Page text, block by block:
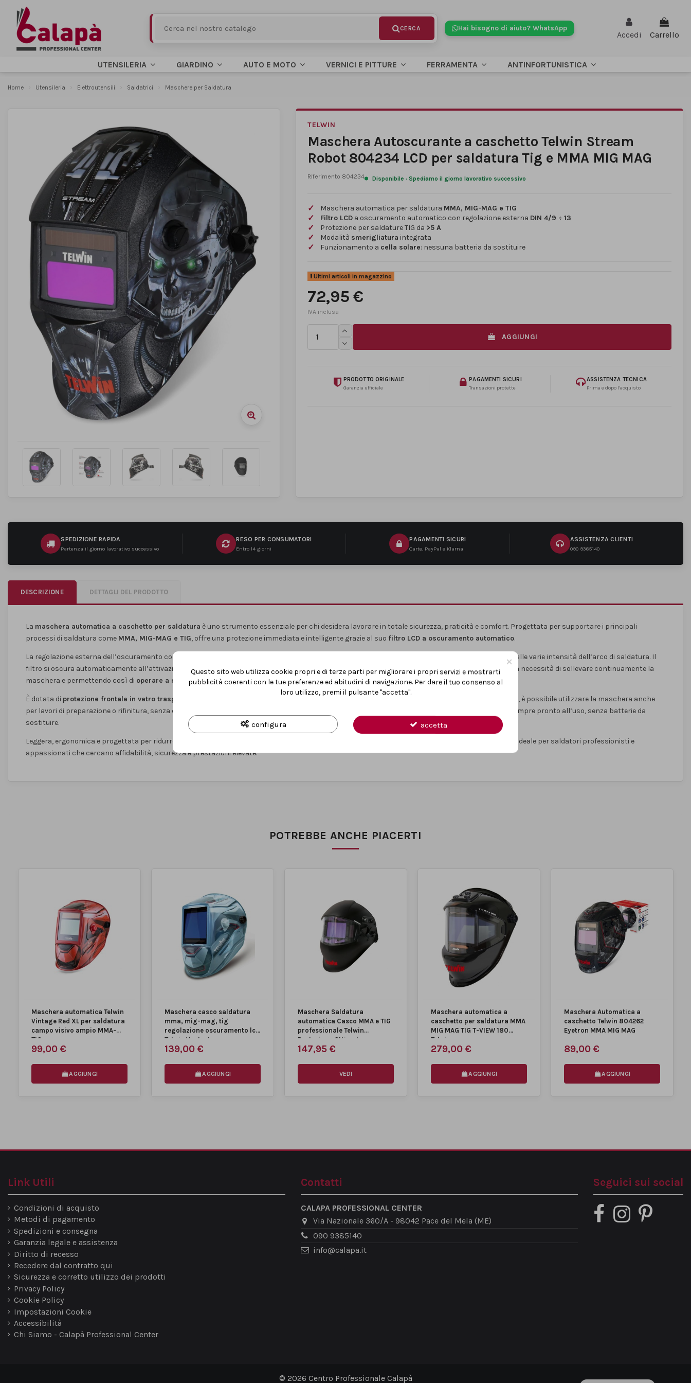
Hai bisogno di aiuto? WhatsApp
Accedi Carrello
UTENSILERIA GIARDINO AUTO E MOTO VERNICI E PITTURE FERRAMENTA ANTINFORTUNISTICA
Home Utensileria Elettroutensili Saldatrici Maschere per Saldatura
TELWIN
Maschera Autoscurante a caschetto Telwin Stream
Robot 804234 LCD per saldatura Tig e MMA MIG MAG
Riferimento 804234 Disponibile · Spediamo il giorno lavorativo successivo
Maschera automatica per saldatura MMA, MIG-MAG e TIG
Filtro LCD a oscuramento automatico con regolazione esterna DIN 4/9 ÷ 13
Protezione per saldature TIG da >5 A
Modalità smerigliatura integrata
Funzionamento a cella solare: nessuna batteria da sostituire
Ultimi articoli in magazzino
72,95 €
AGGIUNGI
PRODOTTO ORIGINALE
Garanzia ufficiale
PAGAMENTI SICURI
Transazioni protette
ASSISTENZA TECNICA
Prima e dopo l’acquisto
SPEDIZIONE RAPIDA
Partenza il giorno lavorativo successivo
RESO PER CONSUMATORI
Entro 14 giorni
PAGAMENTI SICURI
Carte, PayPal e Klarna
ASSISTENZA CLIENTI
090 9385140
DESCRIZIONE DETTAGLI DEL PRODOTTO
La maschera automatica a caschetto per saldatura è uno strumento essenziale per chi desidera lavorare in totale sicurezza, praticità e comfort. Progettata per supportare i principali
processi di saldatura come MMA, MIG-MAG e TIG, offre una protezione immediata e intelligente grazie al suo filtro LCD a oscuramento automatico.
La regolazione esterna dell’oscuramento consente di selezionare con facilità il livello di protezione ideale, da
, adattandosi perfettamente alle varie intensità dell’arco di saldatura. Il
filtro si oscura automaticamente all’attivazione dell’arco e torna rapidamente allo stato trasparente quando il lavoro viene interrotto, eliminando la necessità di sollevare continuamente la
maschera e permettendo così di operare a mani libere in totale continuità.
È dotata di protezione frontale in vetro trasparente per preservare il filtro dagli schizzi e dai residui di lavorazione. Grazie alla modalità
, è possibile utilizzare la maschera anche
per lavori di preparazione o rifinitura, senza dover cambiare DPI. Il funzionamento avviene tramite
, rendendo il dispositivo ecologico e sempre pronto all’uso, senza batterie da
sostituire.
Leggera, ergonomica e progettata per ridurre l’affaticamento anche durante sessioni di lavoro prolungate, questa maschera rappresenta la scelta ideale per saldatori professionisti e
appassionati che cercano affidabilità, sicurezza e prestazioni elevate.
Ritardo stato oscuro-chiaro
Classe ottica
Temperatura utilizzo (Min-
Dimensioni prodotto 300x240x240 mm
Peso 0,410 Kg
POTREBBE ANCHE PIACERTI
Maschera automatica Telwin
Vintage Red XL per saldatura
campo visivo ampio MMA-
TIG...
99,00 €
AGGIUNGI
Maschera casco saldatura
mma, mig-mag, tig
regolazione oscuramento lcd
Telwin Vantage...
139,00 €
AGGIUNGI
Maschera Saldatura
automatica Casco MMA e TIG
professionale Telwin
Protezione Ottimale
147,95 €
VEDI
Maschera automatica a
caschetto per saldatura MMA
MIG MAG TIG T-VIEW 180
Telwin
279,00 €
AGGIUNGI
Maschera Automatica a
caschetto Telwin 804262
Eyetron MMA MIG MAG
89,00 €
AGGIUNGI
Link Utili
Condizioni di acquisto
Metodi di pagamento
Spedizioni e consegna
Garanzia legale e assistenza
Diritto di recesso
Recedere dal contratto qui
Sicurezza e corretto utilizzo dei prodotti
Privacy Policy
Cookie Policy
Impostazioni Cookie
Accessibilità
Chi Siamo - Calapà Professional Center
Contatti
CALAPA PROFESSIONAL CENTER
Via Nazionale 360/A - 98042 Pace del Mela (ME)
090 9385140
info@calapa.it
Seguici sui social
© 2026 Centro Professionale Calapà
×
Questo sito web utilizza cookie propri e di terze parti per migliorare i propri servizi e mostrarti
pubblicità coerenti con le tue preferenze ed abitudini di navigazione. Per dare il tuo consenso al
loro utilizzo, premi il pulsante "accetta".
configura accetta